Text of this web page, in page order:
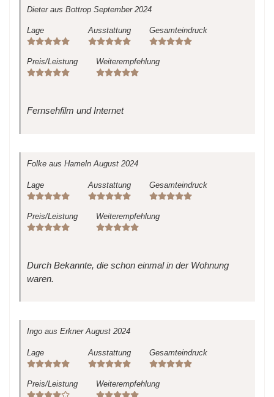
Dieteraus Bottrop September 2024
Lage Ausstattung Gesamteindruck
Preis/Leistung Weiterempfehlung
Fernsehfilm und Internet
Folke aus Hameln August 2024
Lage Ausstattung Gesamteindruck
Preis/Leistung Weiterempfehlung
Durch Bekannte, die schon einmal in der Wohnung
waren.
Ingo aus Erkner August 2024
Lage Ausstattung Gesamteindruck
Preis/Leistung Weiterempfehlung